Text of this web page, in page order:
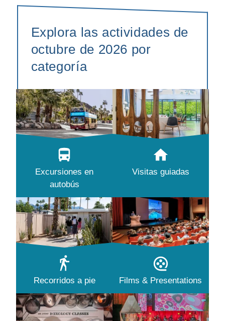
Explora las actividades de
octubre de 2026 por
categoría
Excursiones en
autobús
Visitas guiadas
Recorridos a pie Films & Presentations